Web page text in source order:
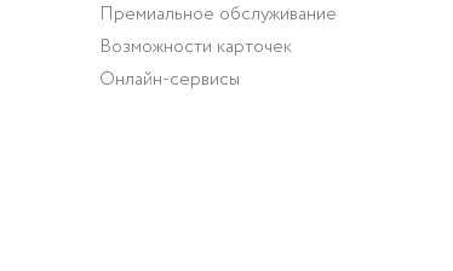
Премиальное обслуживание
Возможности карточек
Онлайн-сервисы